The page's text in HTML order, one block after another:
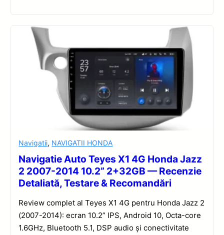
Navigatii, NAVIGATII HONDA
Navigatie Auto Teyes X1 4G Honda Jazz
2 2007-2014 10.2” 2+32GB — Recenzie
Detaliată, Testare & Recomandări
Review complet al Teyes X1 4G pentru Honda Jazz 2
(2007-2014): ecran 10.2” IPS, Android 10, Octa-core
1.6GHz, Bluetooth 5.1, DSP audio și conectivitate